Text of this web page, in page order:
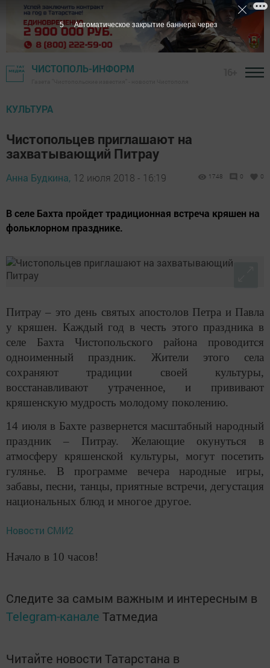
ЧИСТОПОЛЬ-ИНФОРМ
КУЛЬТУРА
Чистопольцев приглашают на
захватывающий Питрау
Анна Будкина, 12 июля 2018 - 16:19 1748 0 0
В селе Бахта пройдет традиционная встреча кряшен на
фольклорном празднике.
Питрау – это день святых апостолов Петра и Павла
у кряшен. Каждый год в честь этого праздника в
селе Бахта Чистопольского района проводится
одноименный праздник. Жители этого села
сохраняют традиции своей культуры,
восстанавливают утраченное, и прививают
кряшенскую мудрость молодому поколению.
14 июля в Бахте развернется масштабный народный
праздник – Питрау. Желающие окунуться в
атмосферу кряшенской культуры, могут посетить
гулянье. В программе вечера народные игры,
забавы, песни, танцы, приятные встречи, дегустация
национальных блюд и многое другое.
Новости СМИ2
Начало в 10 часов!
Следите за самым важным и интересным в
Telegram-канале Татмедиа
Читайте новости Татарстана в
4 Автоматическое закрытие баннера через